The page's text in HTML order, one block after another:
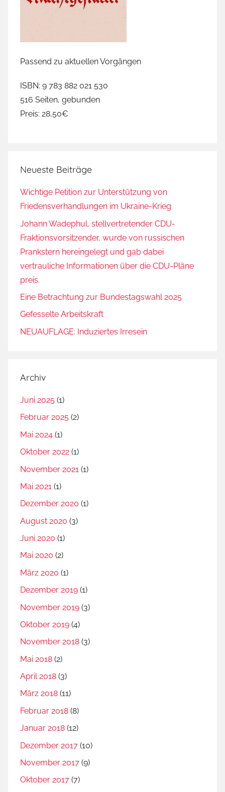
Passend zu aktuellen Vorgängen
ISBN: 9 783 882 021 530
516 Seiten, gebunden
Preis: 28,50€
Neueste Beiträge
Wichtige Petition zur Unterstützung von
Friedensverhandlungen im Ukraine-Krieg
Johann Wadephul, stellvertretender CDU-
Fraktionsvorsitzender, wurde von russischen
Prankstern hereingelegt und gab dabei
vertrauliche Informationen über die CDU-Pläne
preis.
Eine Betrachtung zur Bundestagswahl 2025
Gefesselte Arbeitskraft
NEUAUFLAGE: Induziertes Irresein
Archiv
Juni 2025 (1)
Februar 2025 (2)
Mai 2024 (1)
Oktober 2022 (1)
November 2021 (1)
Mai 2021 (1)
Dezember 2020 (1)
August 2020 (3)
Juni 2020 (1)
Mai 2020 (2)
März 2020 (1)
Dezember 2019 (1)
November 2019 (3)
Oktober 2019 (4)
November 2018 (3)
Mai 2018 (2)
April 2018 (3)
März 2018 (11)
Februar 2018 (8)
Januar 2018 (12)
Dezember 2017 (10)
November 2017 (9)
Oktober 2017 (7)